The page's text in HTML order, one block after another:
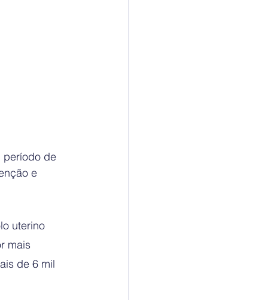
período de
e
uterino
mais
de 6 mil